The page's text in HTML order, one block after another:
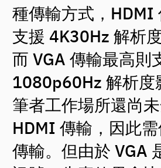
種傳輸方式，HDMI
支援 4K30Hz 解析
而 VGA 傳輸最高則
1080p60Hz 解析度
筆者工作場所還尚
HDMI 傳輸，因此
傳輸。但由於 VGA